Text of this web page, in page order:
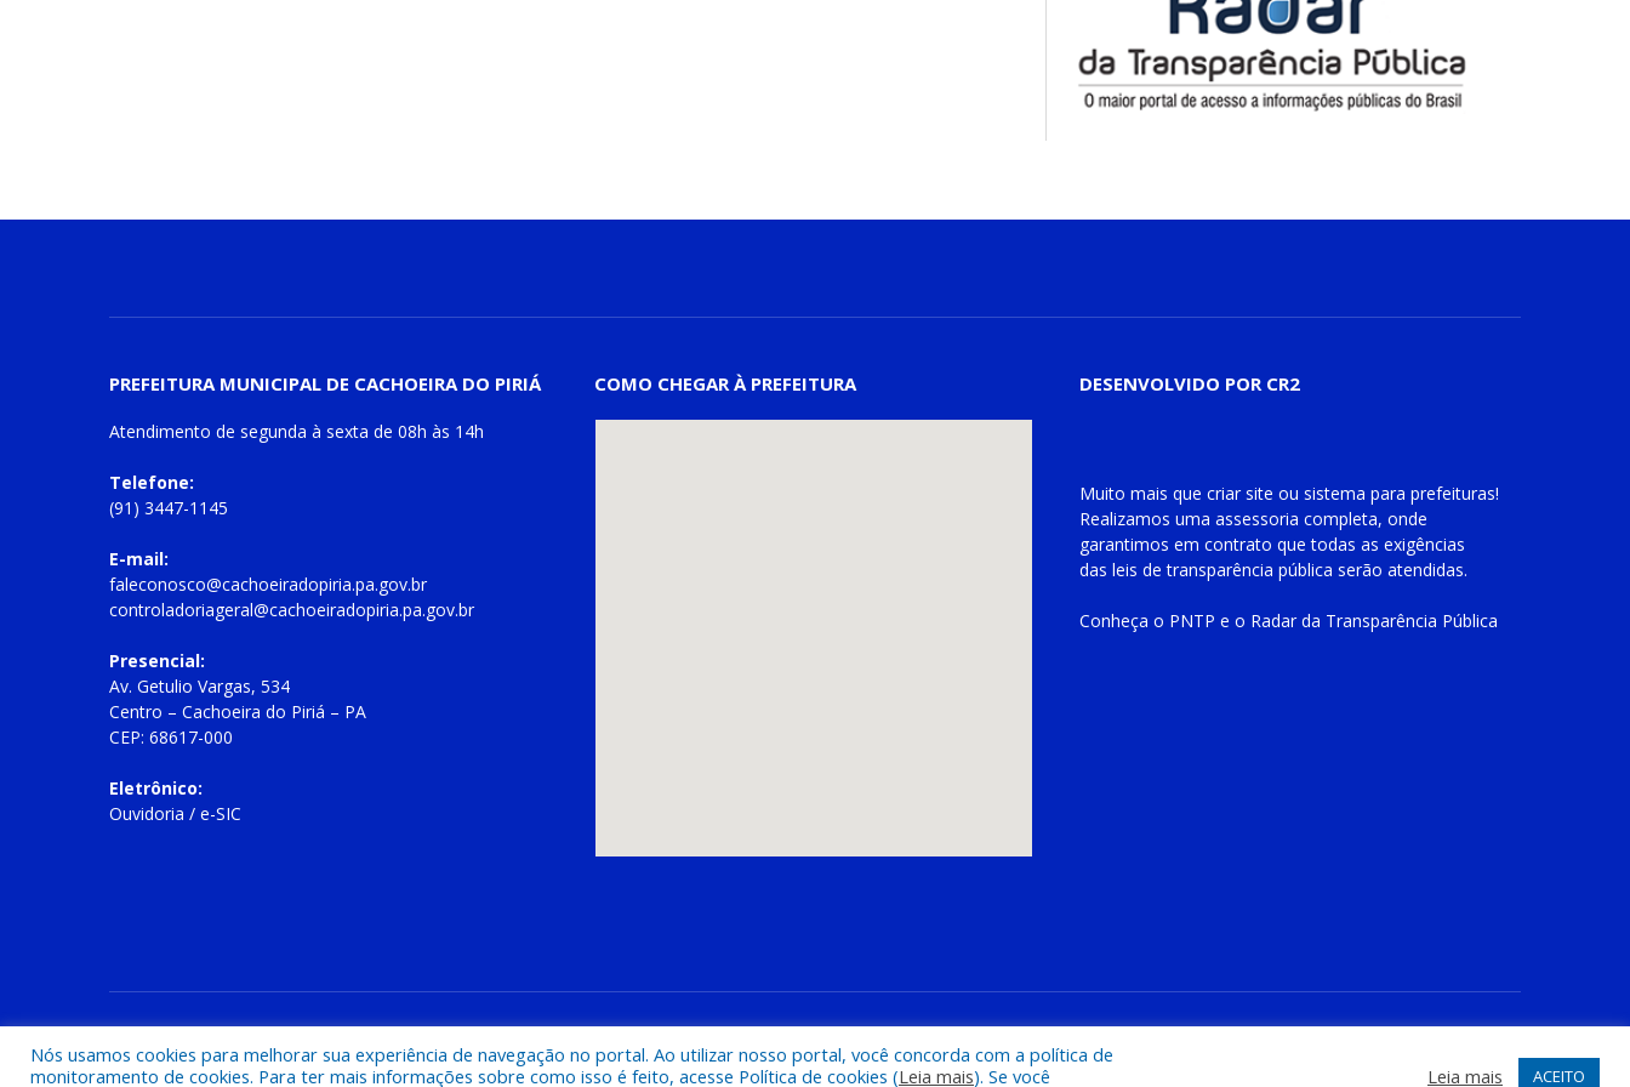
PREFEITURA MUNICIPAL DE CACHOEIRA DO PIRIÁ
Atendimento de segunda à sexta de 08h às 14h
Telefone:
(91) 3447-1145
E-mail:
faleconosco@cachoeiradopiria.pa.gov.br
controladoriageral@cachoeiradopiria.pa.gov.br
Presencial:
Av. Getulio Vargas, 534
Centro – Cachoeira do Piriá – PA
CEP: 68617-000
Eletrônico:
Ouvidoria / e-SIC
COMO CHEGAR À PREFEITURA DESENVOLVIDO POR CR2
Muito mais que criar site ou sistema para prefeituras!
Realizamos uma assessoria completa, onde
garantimos em contrato que todas as exigências
das leis de transparência pública serão atendidas.
Conheça o PNTP e o Radar da Transparência Pública
Nós usamos cookies para melhorar sua experiência de navegação no portal. Ao utilizar nosso portal, você concorda com a política de
monitoramento de cookies. Para ter mais informações sobre como isso é feito, acesse Política de cookies (Leia mais). Se você
Leia mais ACEITO